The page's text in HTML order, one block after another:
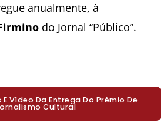
anualmente, à
do Jornal “Público”.
Vídeo Da Entrega Do Prémio De
Cultural